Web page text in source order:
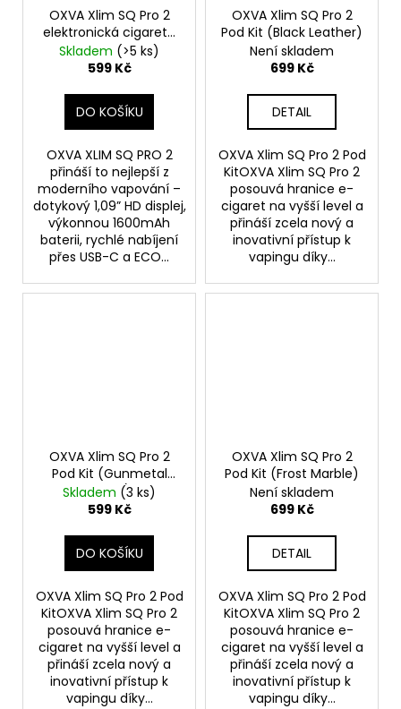
OXVA Xlim SQ Pro 2
elektronická cigareta
1600mAh Gunmetal
Wood
Skladem (>5 ks)
599 Kč
DO KOŠÍKU
OXVA XLIM SQ PRO 2
přináší to nejlepší z
moderního vapování –
dotykový 1,09” HD displej,
výkonnou 1600mAh
baterii, rychlé nabíjení
přes USB-C a ECO...
OXVA Xlim SQ Pro 2
Pod Kit (Black Leather)
Není skladem
699 Kč
DETAIL
OXVA Xlim SQ Pro 2 Pod
KitOXVA Xlim SQ Pro 2
posouvá hranice e-
cigaret na vyšší level a
přináší zcela nový a
inovativní přístup k
vapingu díky...
OXVA Xlim SQ Pro 2
Pod Kit (Gunmetal
Wood)
Skladem (3 ks)
599 Kč
DO KOŠÍKU
OXVA Xlim SQ Pro 2 Pod
KitOXVA Xlim SQ Pro 2
posouvá hranice e-
cigaret na vyšší level a
přináší zcela nový a
inovativní přístup k
vapingu díky...
OXVA Xlim SQ Pro 2
Pod Kit (Frost Marble)
Není skladem
699 Kč
DETAIL
OXVA Xlim SQ Pro 2 Pod
KitOXVA Xlim SQ Pro 2
posouvá hranice e-
cigaret na vyšší level a
přináší zcela nový a
inovativní přístup k
vapingu díky...